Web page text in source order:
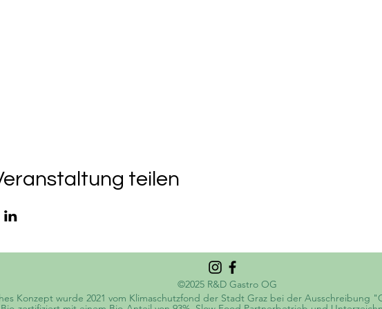
teilen
©2025 R&D Gastro OG
Konzept wurde 2021 vom Klimaschutzfond der Stadt Graz bei der Ausschreibung